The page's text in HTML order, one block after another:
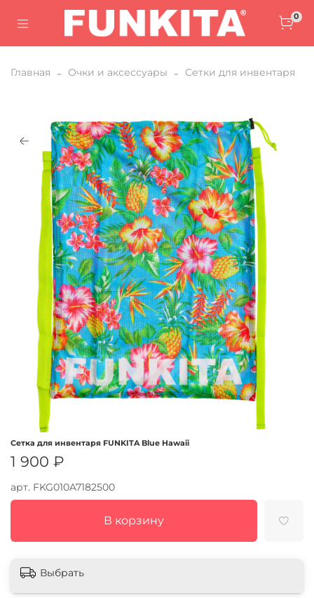
0
Главная Очки и аксессуары Сетки для инвентаря
арт. FKG010A7182500
Сетка для инвентаря FUNKITA Blue Hawaii
1 900 ₽
В корзину
Выбрать